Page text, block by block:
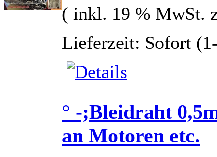
( inkl. 19 % MwSt.
Lieferzeit: Sofort
° -;Bleidraht
an Motoren etc.